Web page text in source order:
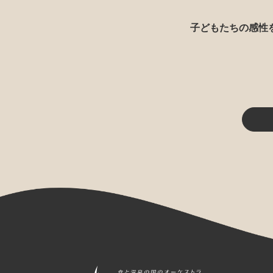
子どもたちの感性